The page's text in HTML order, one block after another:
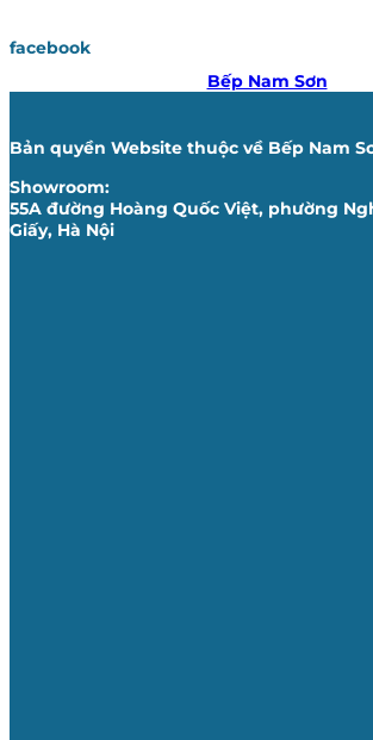
facebook
Bếp Nam Sơn
Bản quyền Website thuộc về Bếp Nam
Showroom:
55A đường Hoàng Quốc Việt, phường
Giấy, Hà Nội